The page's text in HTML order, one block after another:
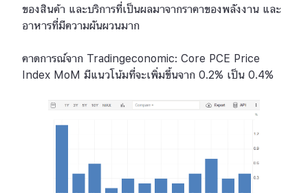
ของสินค้า และบริการที่เป็นผลมาจากราคาของพลังงาน และ
อาหารที่มีความผันผวนมาก
คาดการณ์จาก Tradingeconomic: Core PCE Price
Index MoM มีแนวโน้มที่จะเพิ่มขึ้นจาก 0.2% เป็น 0.4%